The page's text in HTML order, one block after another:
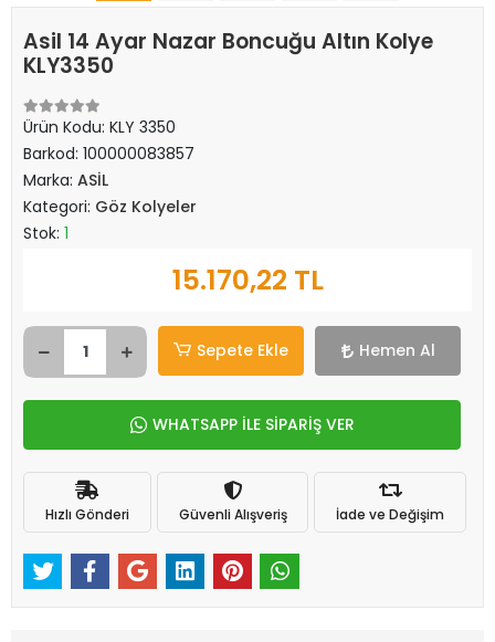
Asil 14 Ayar Nazar Boncuğu Altın Kolye
KLY3350
Ürün Kodu: KLY 3350
Barkod: 100000083857
Marka: ASİL
Kategori: Göz Kolyeler
Stok: 1
15.170,22 TL
Sepete Ekle Hemen Al
WHATSAPP İLE SİPARİŞ VER
Hızlı Gönderi Güvenli Alışveriş İade ve Değişim